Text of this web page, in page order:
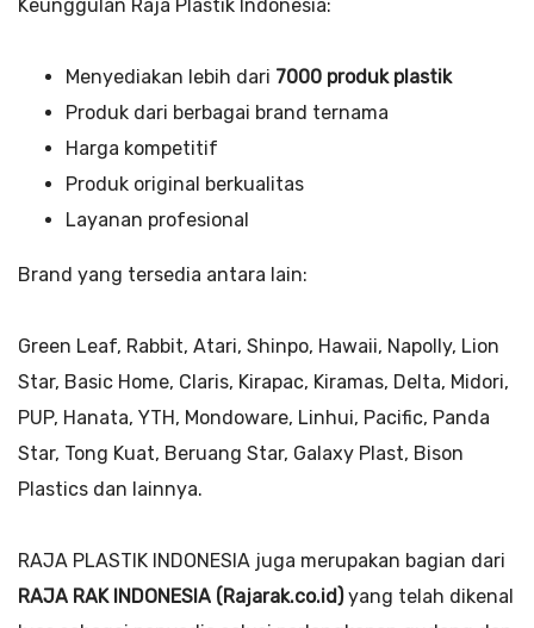
Keunggulan Raja Plastik Indonesia:
Menyediakan lebih dari 7000 produk plastik
Produk dari berbagai brand ternama
Harga kompetitif
Produk original berkualitas
Layanan profesional
Brand yang tersedia antara lain:
Green Leaf, Rabbit, Atari, Shinpo, Hawaii, Napolly, Lion
Star, Basic Home, Claris, Kirapac, Kiramas, Delta, Midori,
PUP, Hanata, YTH, Mondoware, Linhui, Pacific, Panda
Star, Tong Kuat, Beruang Star, Galaxy Plast, Bison
Plastics dan lainnya.
RAJA PLASTIK INDONESIA juga merupakan bagian dari
RAJA RAK INDONESIA (Rajarak.co.id)yang telah dikenal